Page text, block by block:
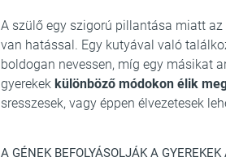
A szülő egy szigorú pillantása miatt
van hatással. Egy kutyával való
boldogan nevessen, míg egy másikat
gyerekek különböző módokon élik
sresszesek, vagy éppen élvezetesek
A GÉNEK BEFOLYÁSOLJÁK A